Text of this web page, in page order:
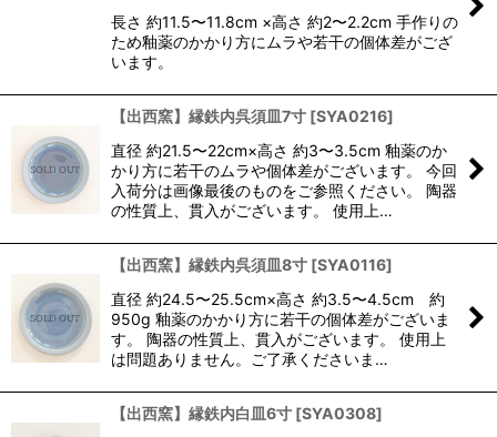
長さ 約11.5〜11.8cm ×高さ 約2〜2.2cm 手作りの
ため釉薬のかかり方にムラや若干の個体差がござ
います。
【出西窯】縁鉄内呉須皿7寸 [SYA0216]
直径 約21.5〜22cm×高さ 約3〜3.5cm 釉薬のか
かり方に若干のムラや個体差がございます。 今回
入荷分は画像最後のものをご参照ください。 陶器
の性質上、貫入がございます。 使用上…
【出西窯】縁鉄内呉須皿8寸 [SYA0116]
直径 約24.5〜25.5cm×高さ 約3.5〜4.5cm 約
950g 釉薬のかかり方に若干の個体差がございま
す。 陶器の性質上、貫入がございます。 使用上
は問題ありません。ご了承くださいま…
【出西窯】縁鉄内白皿6寸 [SYA0308]